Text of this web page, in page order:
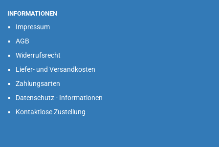
INFORMATIONEN
Impressum
AGB
Widerrufsrecht
Liefer- und Versandkosten
Zahlungsarten
Datenschutz - Informationen
Kontaktlose Zustellung